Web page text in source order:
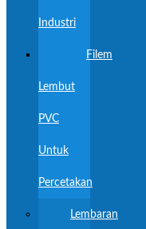
Industri
Filem
Lembut
PVC
Untuk
Percetakan
Lembaran